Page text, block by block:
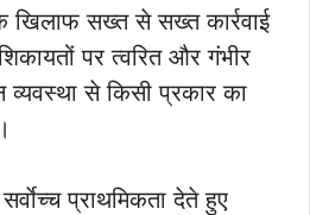
खिलाफ सख्त से सख्त कार्रवाई
पर त्वरित और गंभीर
व्यवस्था से किसी प्रकार का
प्राथमिकता देते हुए